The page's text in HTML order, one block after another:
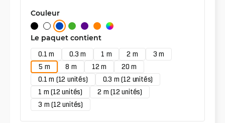
Couleur
Le paquet contient
0.1 m 0.3 m 1 m 2 m
3 m
5 m
8 m 12 m
20 m
0.1 m (12 unités)
0.3 m (12 unités)
1 m (12 unités)
2 m (12 unités)
3 m (12 unités)